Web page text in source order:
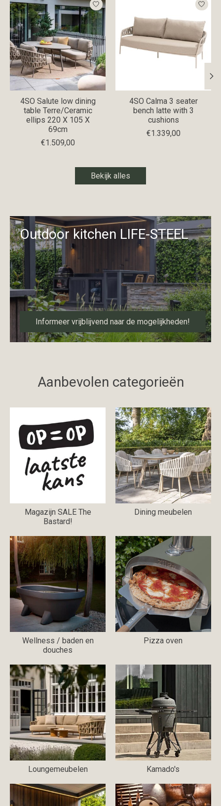
4SO Salute low dining
table Terre/Ceramic
ellips 220 X 105 X
69cm
€1.509,00
4SO Calma 3 seater
bench latte with 3
cushions
€1.339,00
Bekijk alles
Outdoor kitchen LIFE-STEEL
Informeer vrijblijvend naar de mogelijkheden!
Aanbevolen categorieën
Magazijn SALE The
Bastard!
Dining meubelen
Wellness / baden en
douches
Pizza oven
Loungemeubelen Kamado's